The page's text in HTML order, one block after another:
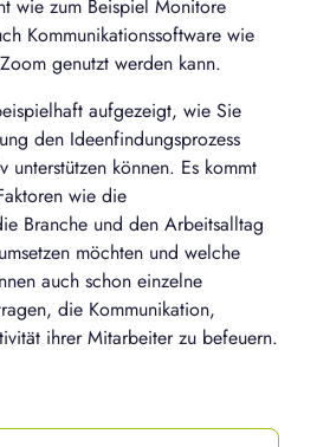
wie zum Beispiel Monitore
Kommunikationssoftware wie
genutzt werden kann.
aufgezeigt, wie Sie
den Ideenfindungsprozess
unterstützen können. Es kommt
wie die
Branche und den Arbeitsalltag
möchten und welche
auch schon einzelne
die Kommunikation,
ihrer Mitarbeiter zu befeuern.